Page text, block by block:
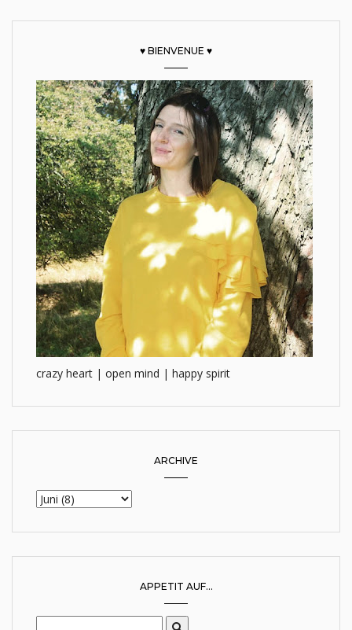
♥ BIENVENUE ♥
crazy heart | open mind | happy spirit
ARCHIVE
APPETIT AUF...